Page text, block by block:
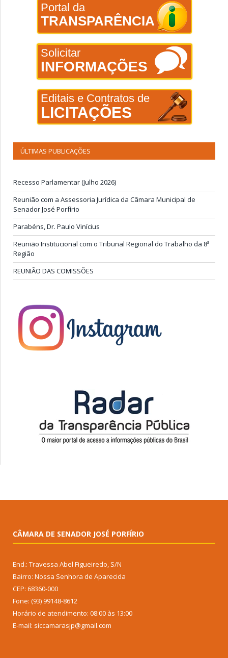
Portal da
TRANSPARÊNCIA
Solicitar
INFORMAÇÕES
Editais e Contratos de
LICITAÇÕES
ÚLTIMAS PUBLICAÇÕES
Recesso Parlamentar (Julho 2026)
Reunião com a Assessoria Jurídica da Câmara Municipal de
Senador José Porfírio
Parabéns, Dr. Paulo Vinícius
Reunião Institucional com o Tribunal Regional do Trabalho da 8ª
Região
REUNIÃO DAS COMISSÕES
CÂMARA DE SENADOR JOSÉ PORFÍRIO
End.: Travessa Abel Figueiredo, S/N
Bairro: Nossa Senhora de Aparecida
CEP: 68360-000
Fone: (93) 99148-8612
Horário de atendimento: 08:00 às 13:00
E-mail: siccamarasjp@gmail.com